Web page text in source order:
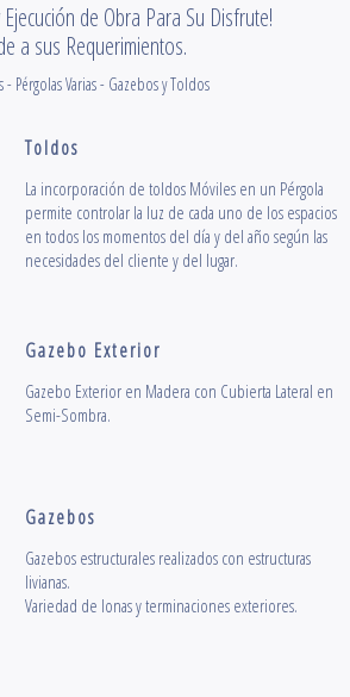
de Obra Para Su Disfrute!
a sus Requerimientos.
- Pérgolas Varias - Gazebos y Toldos
Toldos
La incorporación de toldos Móviles en un Pérgola
permite controlar la luz de cada uno de los espacios
en todos los momentos del día y del año según las
necesidades del cliente y del lugar.
Gazebo Exterior
Gazebo Exterior en Madera con Cubierta Lateral en
Semi-Sombra.
Gazebos
Gazebos estructurales realizados con estructuras
livianas.
Variedad de lonas y terminaciones exteriores.